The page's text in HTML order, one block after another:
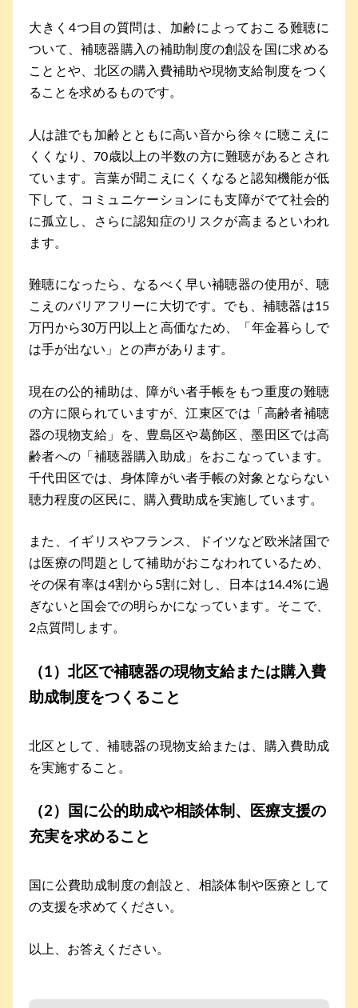
大きく4つ目の質問は、加齢によっておこる難聴に
ついて、補聴器購入の補助制度の創設を国に求める
こととや、北区の購入費補助や現物支給制度をつく
ることを求めるものです。
人は誰でも加齢とともに高い音から徐々に聴こえに
くくなり、70歳以上の半数の方に難聴があるとされ
ています。言葉が聞こえにくくなると認知機能が低
下して、コミュニケーションにも支障がでて社会的
に孤立し、さらに認知症のリスクが高まるといわれ
ます。
難聴になったら、なるべく早い補聴器の使用が、聴
こえのバリアフリーに大切です。でも、補聴器は15
万円から30万円以上と高価なため、「年金暮らしで
は手が出ない」との声があります。
現在の公的補助は、障がい者手帳をもつ重度の難聴
の方に限られていますが、江東区では「高齢者補聴
器の現物支給」を、豊島区や葛飾区、墨田区では高
齢者への「補聴器購入助成」をおこなっています。
千代田区では、身体障がい者手帳の対象とならない
聴力程度の区民に、購入費助成を実施しています。
また、イギリスやフランス、ドイツなど欧米諸国で
は医療の問題として補助がおこなわれているため、
その保有率は4割から5割に対し、日本は14.4%に過
ぎないと国会での明らかになっています。そこで、
2点質問します。
（1）北区で補聴器の現物支給または購入費
助成制度をつくること
北区として、補聴器の現物支給または、購入費助成
を実施すること。
（2）国に公的助成や相談体制、医療支援の
充実を求めること
国に公費助成制度の創設と、相談体制や医療として
の支援を求めてください。
以上、お答えください。